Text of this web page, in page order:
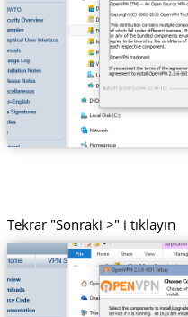
Tekrar "Sonraki >" i tıklayın